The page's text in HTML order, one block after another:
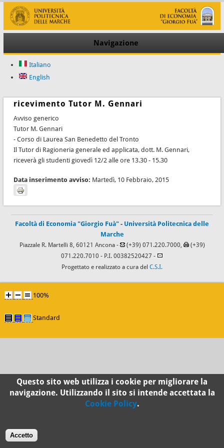
Navigazione
Italiano
English
ricevimento Tutor M. Gennari
Avviso generico
Tutor M. Gennari
- Corso di Laurea San Benedetto del Tronto
Il Tutor di Ragioneria generale ed applicata, dott. M. Gennari,
riceverà gli studenti giovedì 12/2 alle ore 13.30 - 15.30
Data inserimento avviso: Martedì, 10 Febbraio, 2015
Facoltà di Economia "Giorgio Fuà" - Università Politecnica delle
Marche
Piazzale R. Martelli 8, 60121 Ancona - (+39) 071.220.7000,
(+39)
071.220.7010 - P.I. 00382520427 -
Progettato e realizzato a cura del C.S.I.
100%
Standard
Questo sito web utilizza i cookie per migliorare la
navigazione. Utilizzando il sito si intende accettata la
Cookie Policy.
Accetto